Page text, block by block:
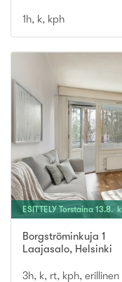
1h, k, kph
ESITTELY Torstaina 13.8.
Borgströminkuja 1
Laajasalo, Helsinki
3h, k, rt, kph, erillinen